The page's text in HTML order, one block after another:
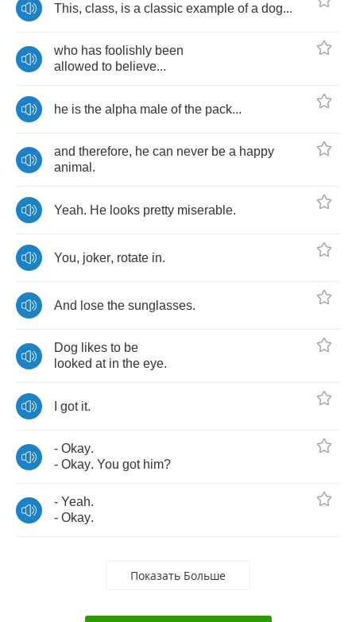
This, class, is a classic example of a dog...
who has foolishly been
allowed to believe...
he is the alpha male of the pack...
and therefore, he can never be a happy
animal .
Yeah. He looks pretty miserable.
You, joker, rotate in.
And lose the sunglasses.
Dog likes to be
looked at in the eye.
got it.
- Okay.
- Okay. You got him?
- Yeah.
- Okay.
Показать Больше